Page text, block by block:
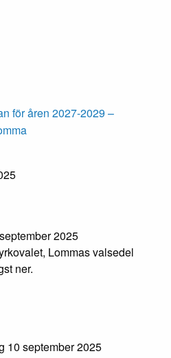
för åren 2027-2029 –
2025
Lommas valsedel
ner.
10 september 2025